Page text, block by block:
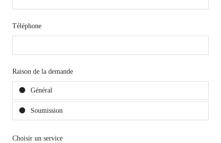
Téléphone
Raison de la demande
Général
Soumission
Choisir un service